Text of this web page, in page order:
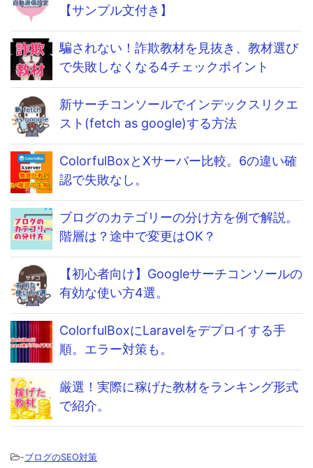
【サンプル文付き】
騙されない！詐欺教材を見抜き、教材選び
で失敗しなくなる4チェックポイント
新サーチコンソールでインデックスリクエ
スト(fetch as google)する方法
ColorfulBoxとXサーバー比較。6の違い確
認で失敗なし。
ブログのカテゴリーの分け方を例で解説。
階層は？途中で変更はOK？
【初心者向け】Googleサーチコンソールの
有効な使い方4選。
ColorfulBoxにLaravelをデプロイする手
順。エラー対策も。
厳選！実際に稼げた教材をランキング形式
で紹介。
-ブログのSEO対策